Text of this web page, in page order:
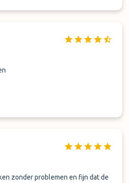
zonder problemen en fijn dat de